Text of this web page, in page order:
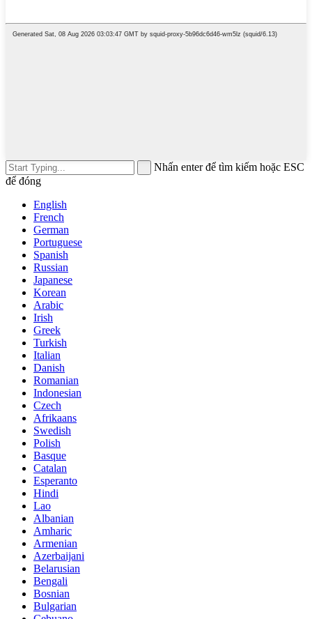
Nhấn enter để tìm kiếm hoặc ESC
để đóng
English
French
German
Portuguese
Spanish
Russian
Japanese
Korean
Arabic
Irish
Greek
Turkish
Italian
Danish
Romanian
Indonesian
Czech
Afrikaans
Swedish
Polish
Basque
Catalan
Esperanto
Hindi
Lao
Albanian
Amharic
Armenian
Azerbaijani
Belarusian
Bengali
Bosnian
Bulgarian